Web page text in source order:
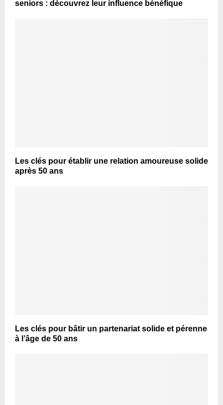
seniors : découvrez leur influence bénéfique
Les clés pour établir une relation amoureuse solide
après 50 ans
Les clés pour bâtir un partenariat solide et pérenne
à l’âge de 50 ans